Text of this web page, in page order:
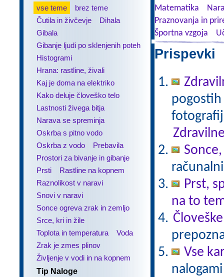
vse teme
brez teme
Čutila in živčevje
Dihala
Gibala
Gibanje ljudi po sklenjenih poteh
Histogrami
Hrana: rastline, živali
Kaj je doma na elektriko
Kako deluje človeško telo
Lastnosti živega bitja
Narava se spreminja
Oskrba s pitno vodo
Oskrba z vodo
Prebavila
Prostori za bivanje in gibanje
Prsti
Rastline na kopnem
Raznolikost v naravi
Snovi v naravi
Sonce ogreva zrak in zemljo
Srce, kri in žile
Toplota in temperatura
Voda
Zrak je zmes plinov
Življenje v vodi in na kopnem
Tip Naloge
Matematika
Praznovanja in
Športna vzgoja
Prispevki
pogostih
Prst,
na to
Vse